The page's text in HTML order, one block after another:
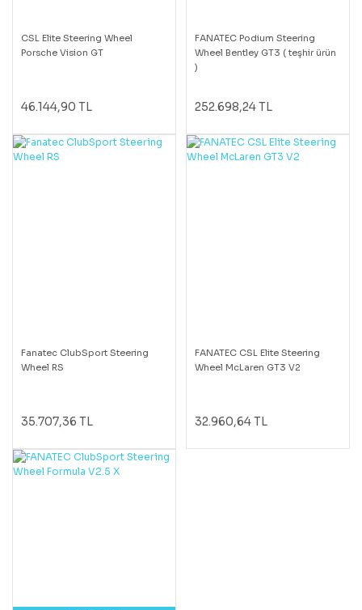
CSL Elite Steering Wheel
Porsche Vision GT
46.144,90 TL
FANATEC Podium Steering
Wheel Bentley GT3 ( teşhir ürün
)
252.698,24 TL
Fanatec ClubSport Steering
Wheel RS
35.707,36 TL
FANATEC CSL Elite Steering
Wheel McLaren GT3 V2
32.960,64 TL